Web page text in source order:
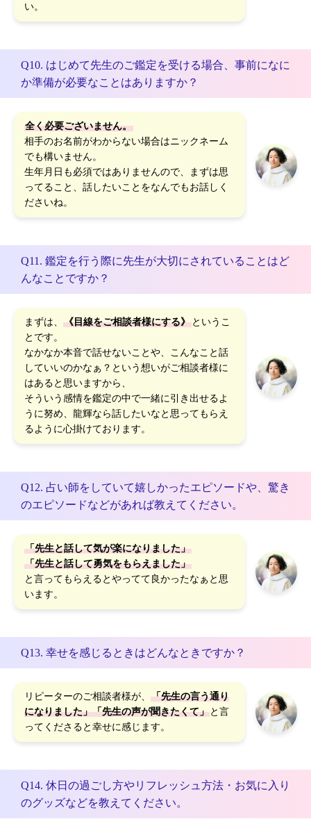
い。
Q10. はじめて先生のご鑑定を受ける場合、事前になに
か準備が必要なことはありますか？
全く必要ございません。
相手のお名前がわからない場合はニックネーム
でも構いません。
生年月日も必須ではありませんので、まずは思
ってること、話したいことをなんでもお話しく
ださいね。
Q11. 鑑定を行う際に先生が大切にされていることはど
んなことですか？
まずは、 《目線をご相談者様にする》というこ
とです。
なかなか本音で話せないことや、こんなこと話
していいのかなぁ？という想いがご相談者様に
はあると思いますから、
そういう感情を鑑定の中で一緒に引き出せるよ
うに努め、龍輝なら話したいなと思ってもらえ
るように心掛けております。
Q12. 占い師をしていて嬉しかったエピソードや、驚き
のエピソードなどがあれば教えてください。
「先生と話して気が楽になりました」
「先生と話して勇気をもらえました」
と言ってもらえるとやってて良かったなぁと思
います。
Q13. 幸せを感じるときはどんなときですか？
リピーターのご相談者様が、 「先生の言う通り
になりました」「先生の声が聞きたくて」 と言
ってくださると幸せに感じます。
Q14. 休日の過ごし方やリフレッシュ方法・お気に入り
のグッズなどを教えてください。